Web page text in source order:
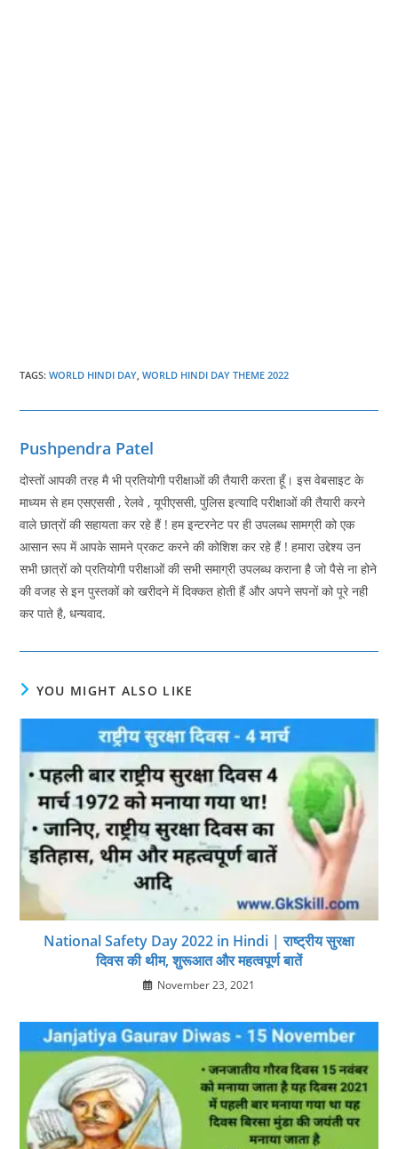
TAGS:WORLD HINDI DAY, WORLD HINDI DAY THEME 2022
Pushpendra Patel
दोस्तों आपकी तरह मै भी प्रतियोगी परीक्षाओं की तैयारी करता हूँ। इस वेबसाइट के
माध्यम से हम एसएससी , रेलवे , यूपीएससी, पुलिस इत्यादि परीक्षाओं की तैयारी करने
वाले छात्रों की सहायता कर रहे हैं ! हम इन्टरनेट पर ही उपलब्ध सामग्री को एक
आसान रूप में आपके सामने प्रकट करने की कोशिश कर रहे हैं ! हमारा उद्देश्य उन
सभी छात्रों को प्रतियोगी परीक्षाओं की सभी समाग्री उपलब्ध कराना है जो पैसे ना होने
की वजह से इन पुस्तकों को खरीदने में दिक्कत होती हैं और अपने सपनों को पूरे नही
कर पाते है, धन्यवाद.
YOU MIGHT ALSO LIKE
National Safety Day 2022 in Hindi | राष्ट्रीय सुरक्षा
दिवस की थीम, शुरूआत और महत्‍वपूर्ण बातें
November 23, 2021